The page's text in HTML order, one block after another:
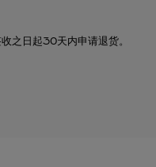
之日起30天内申请退货。